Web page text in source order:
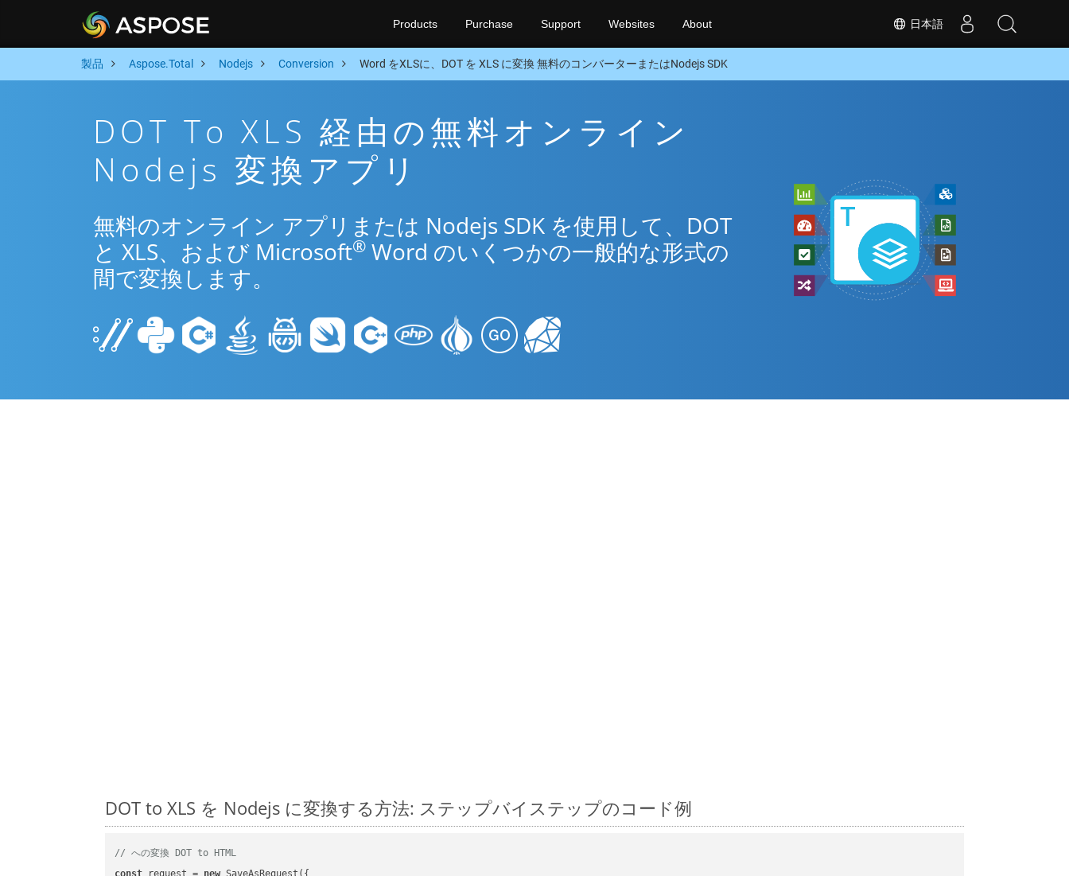
日本語
Products Purchase Support Websites About
製品 Aspose.Total Nodejs Conversion Word をXLSに、DOT を XLS に変換 無料のコンバーターまたはNodejs SDK
DOT To XLS 経由の無料オンライン
Nodejs 変換アプリ
無料のオンライン アプリまたは Nodejs SDK を使用して、DOT
と XLS、および Microsoft® Word のいくつかの一般的な形式の
間で変換します。
DOT to XLS を Nodejs に変換する方法: ステップバイステップのコード例
// への変換 DOT to HTML